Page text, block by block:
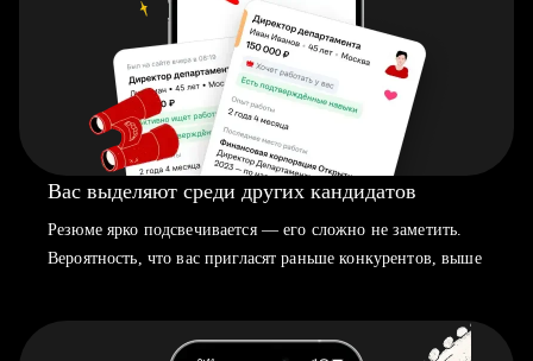
Вас выделяют среди других кандидатов
Резюме ярко подсвечивается — его сложно не заметить.
Вероятность, что вас пригласят раньше конкурентов, выше